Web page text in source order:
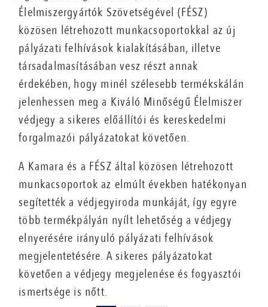
Élelmiszergyártók Szövetségével (FÉSZ)
közösen létrehozott munkacsoportokkal az új
pályázati felhívások kialakításában, illetve
társadalmasításában vesz részt annak
érdekében, hogy minél szélesebb termékskálán
jelenhessen meg a Kiváló Minőségű Élelmiszer
védjegy a sikeres előállítói és kereskedelmi
forgalmazói pályázatokat követően.
A Kamara és a FÉSZ által közösen létrehozott
munkacsoportok az elmúlt években hatékonyan
segítették a védjegyiroda munkáját, így egyre
több termékpályán nyílt lehetőség a védjegy
elnyerésére irányuló pályázati felhívások
megjelentetésére. A sikeres pályázatokat
követően a védjegy megjelenése és fogyasztói
ismertsége is nőtt.